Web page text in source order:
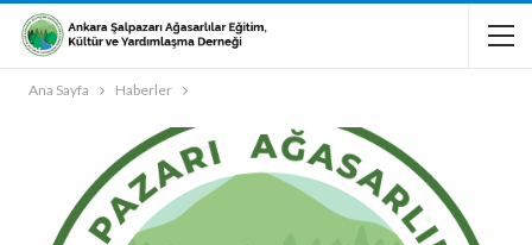
Ana Sayfa Haberler